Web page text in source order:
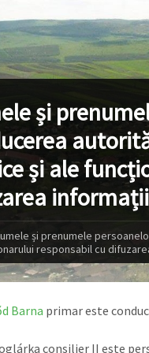
și
și ale
și prenumele
responsabil cu
Barna primar este
consilier II este